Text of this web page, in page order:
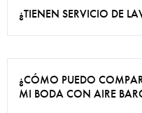
¿TIENEN SERVICIO DE
¿CÓMO PUEDO
MI BODA CON AIRE